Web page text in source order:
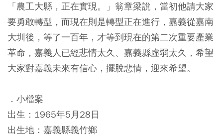
「農工大縣，正在實現。」翁章梁說，當初他請大家
要勇敢轉型，而現在則是轉型正在進行，嘉義從嘉南
大圳後，等了一百年，才等到現在的第二次重要產業
革命，嘉義人已經悲情太久、嘉義縣虛弱太久，希望
大家對嘉義未來有信心，擺脫悲情，迎來希望。
．小檔案
出生：1965年5月28日
出生地：嘉義縣義竹鄉